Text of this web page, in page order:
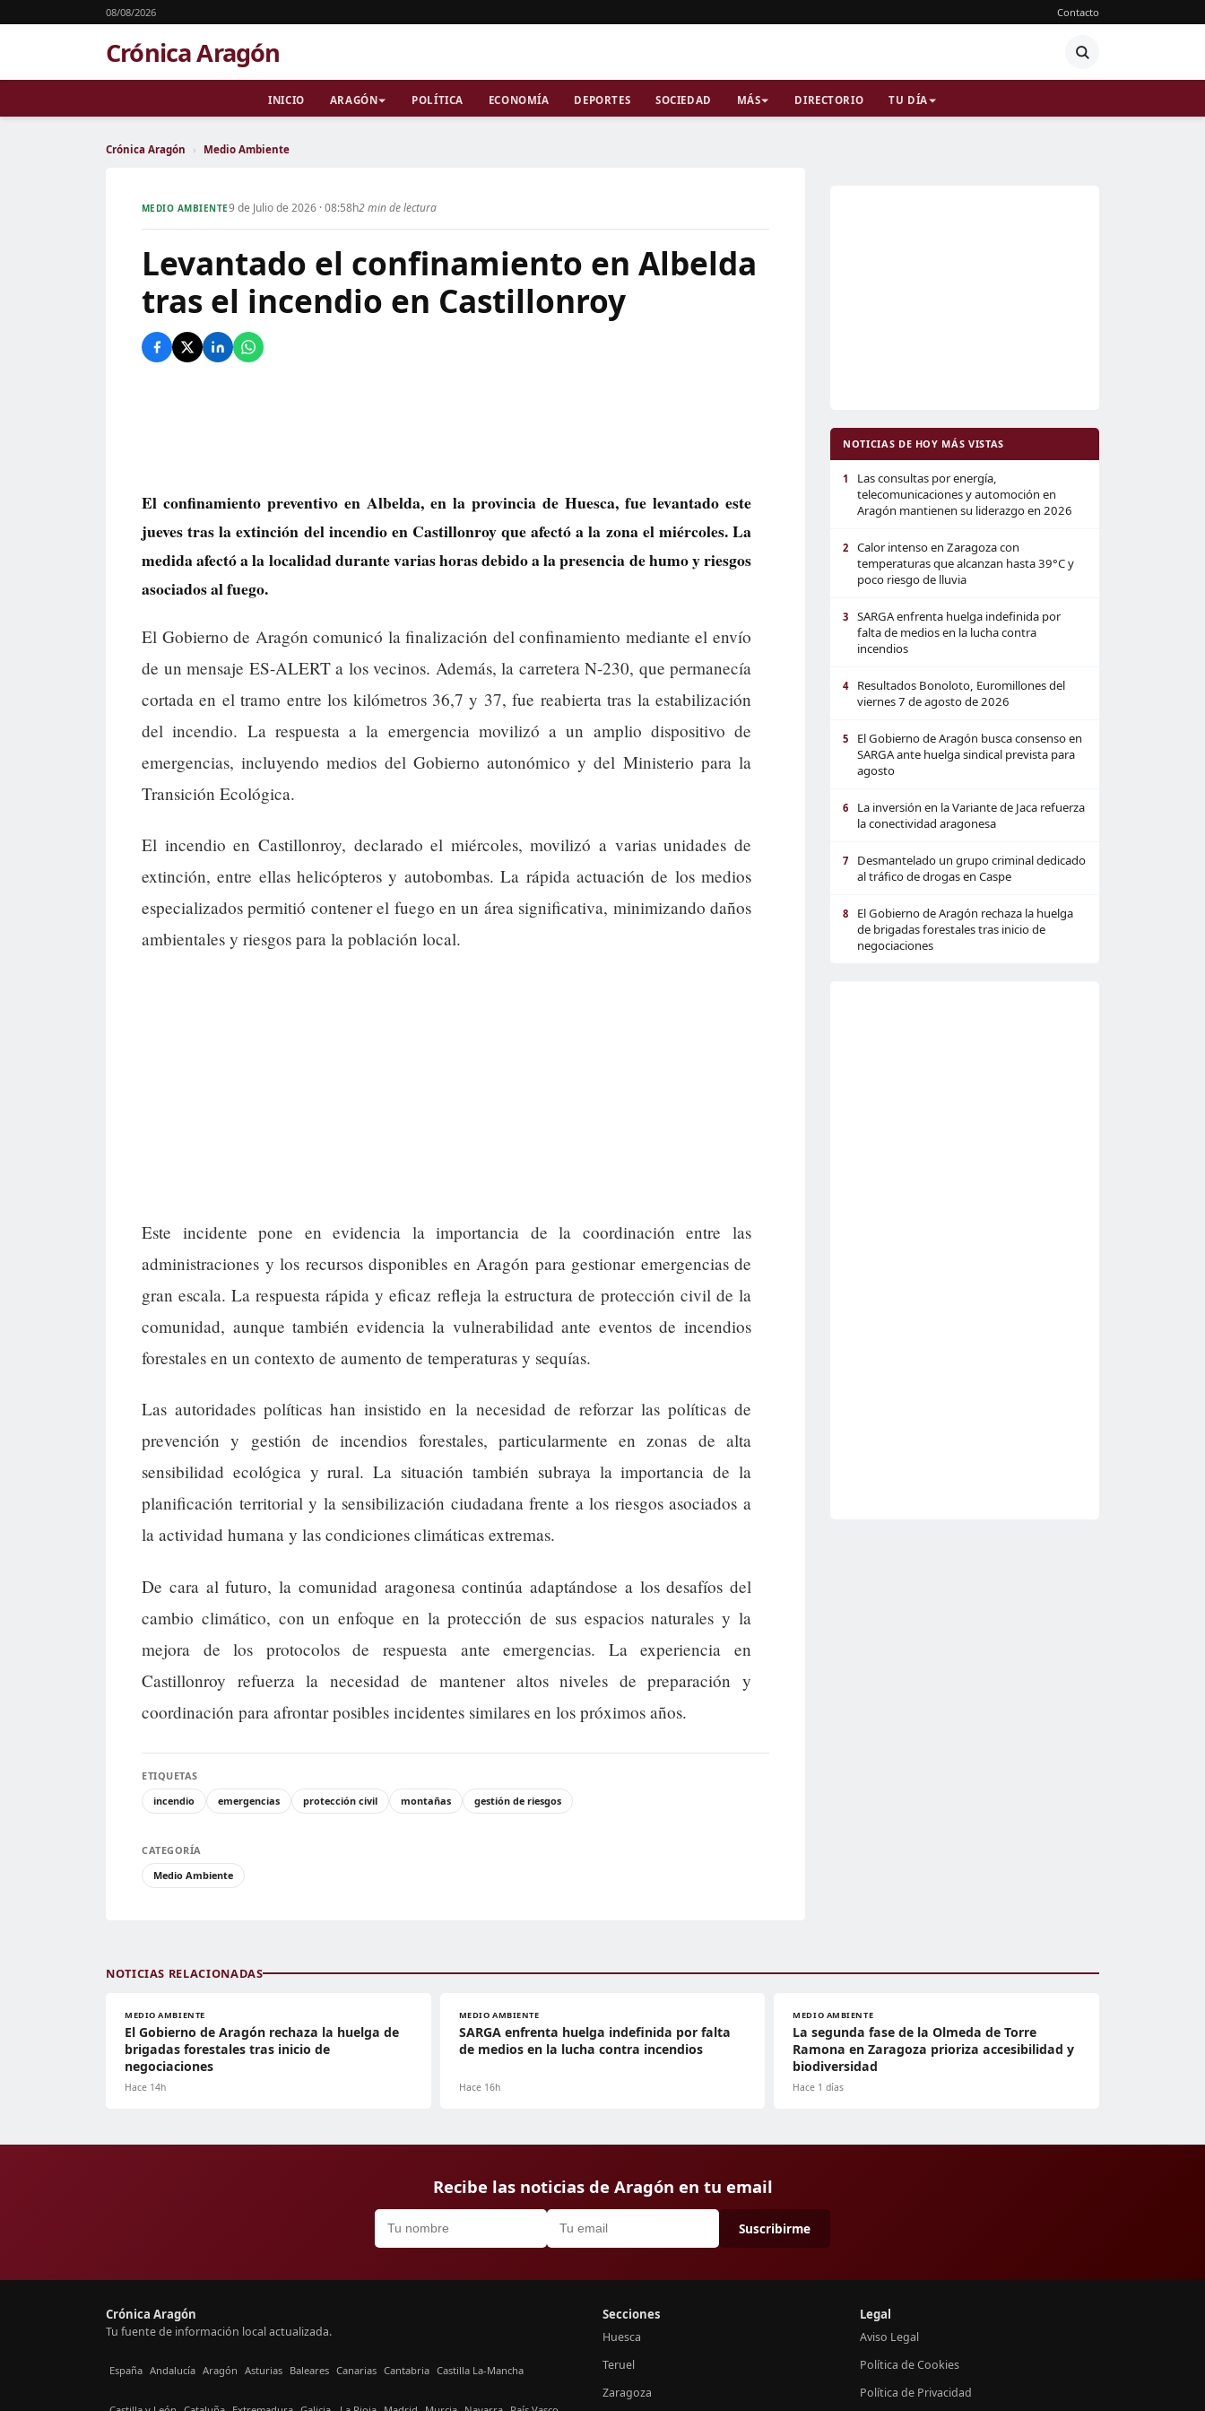
08/08/2026 Contacto
Crónica Aragón
INICIO ARAGÓN POLÍTICA ECONOMÍA DEPORTES SOCIEDAD MÁS DIRECTORIO TU DÍA
Crónica Aragón › Medio Ambiente
MEDIO AMBIENTE9 de Julio de 2026 · 08:58h2 min de lectura
Levantado el confinamiento en Albelda
tras el incendio en Castillonroy
El confinamiento preventivo en Albelda, en la provincia de Huesca, fue levantado este
jueves tras la extinción del incendio en Castillonroy que afectó a la zona el miércoles. La
medida afectó a la localidad durante varias horas debido a la presencia de humo y riesgos
asociados al fuego.
El Gobierno de Aragón comunicó la finalización del confinamiento mediante el envío
de un mensaje ES-ALERT a los vecinos. Además, la carretera N-230, que permanecía
cortada en el tramo entre los kilómetros 36,7 y 37, fue reabierta tras la estabilización
del incendio. La respuesta a la emergencia movilizó a un amplio dispositivo de
emergencias, incluyendo medios del Gobierno autonómico y del Ministerio para la
Transición Ecológica.
El incendio en Castillonroy, declarado el miércoles, movilizó a varias unidades de
extinción, entre ellas helicópteros y autobombas. La rápida actuación de los medios
especializados permitió contener el fuego en un área significativa, minimizando daños
ambientales y riesgos para la población local.
Este incidente pone en evidencia la importancia de la coordinación entre las
administraciones y los recursos disponibles en Aragón para gestionar emergencias de
gran escala. La respuesta rápida y eficaz refleja la estructura de protección civil de la
comunidad, aunque también evidencia la vulnerabilidad ante eventos de incendios
forestales en un contexto de aumento de temperaturas y sequías.
Las autoridades políticas han insistido en la necesidad de reforzar las políticas de
prevención y gestión de incendios forestales, particularmente en zonas de alta
sensibilidad ecológica y rural. La situación también subraya la importancia de la
planificación territorial y la sensibilización ciudadana frente a los riesgos asociados a
la actividad humana y las condiciones climáticas extremas.
De cara al futuro, la comunidad aragonesa continúa adaptándose a los desafíos del
cambio climático, con un enfoque en la protección de sus espacios naturales y la
mejora de los protocolos de respuesta ante emergencias. La experiencia en
Castillonroy refuerza la necesidad de mantener altos niveles de preparación y
coordinación para afrontar posibles incidentes similares en los próximos años.
ETIQUETAS
incendio
emergencias protección civil montañas gestión de riesgos
CATEGORÍA
Medio Ambiente
NOTICIAS DE HOY MÁS VISTAS
1
Las consultas por energía,
telecomunicaciones y automoción en
Aragón mantienen su liderazgo en 2026
2
Calor intenso en Zaragoza con
temperaturas que alcanzan hasta 39°C y
poco riesgo de lluvia
3
SARGA enfrenta huelga indefinida por
falta de medios en la lucha contra
incendios
4
Resultados Bonoloto, Euromillones del
viernes 7 de agosto de 2026
5
El Gobierno de Aragón busca consenso en
SARGA ante huelga sindical prevista para
agosto
6
La inversión en la Variante de Jaca refuerza
la conectividad aragonesa
7
Desmantelado un grupo criminal dedicado
al tráfico de drogas en Caspe
8
El Gobierno de Aragón rechaza la huelga
de brigadas forestales tras inicio de
negociaciones
NOTICIAS RELACIONADAS
MEDIO AMBIENTE
El Gobierno de Aragón rechaza la huelga de
brigadas forestales tras inicio de
negociaciones
Hace 14h
MEDIO AMBIENTE
SARGA enfrenta huelga indefinida por falta
de medios en la lucha contra incendios
Hace 16h
MEDIO AMBIENTE
La segunda fase de la Olmeda de Torre
Ramona en Zaragoza prioriza accesibilidad y
biodiversidad
Hace 1 días
Recibe las noticias de Aragón en tu email
Suscribirme
Crónica Aragón
Tu fuente de información local actualizada.
España Andalucía Aragón Asturias Baleares Canarias Cantabria Castilla La-Mancha
Secciones
Huesca
Teruel
Zaragoza
Legal
Aviso Legal
Política de Cookies
Política de Privacidad